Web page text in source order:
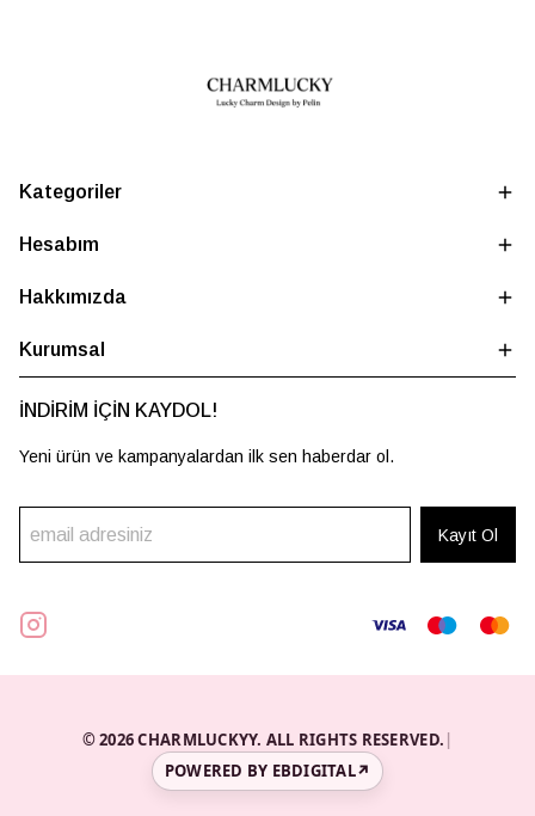
Kategoriler
Hesabım
Hakkımızda
Kurumsal
İNDİRİM İÇİN KAYDOL!
Yeni ürün ve kampanyalardan ilk sen haberdar ol.
Kayıt Ol
© 2026 CHARMLUCKYY. ALL RIGHTS RESERVED. |
POWERED BY EBDIGITAL↗